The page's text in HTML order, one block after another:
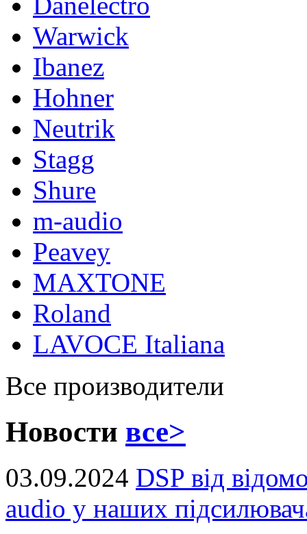
Warwick
Ibanez
Hohner
Neutrik
Stagg
Shure
m-audio
Peavey
MAXTONE
Roland
LAVOCE Italiana
Все производители
Новости все>
03.09.2024 DSP від
audio у наших